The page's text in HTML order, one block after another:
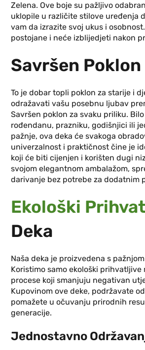
Zelena. Ove boje su pažljivo
uklopile u različite stilove uređenja
vam da izrazite svoj ukus i
postojane i neće izblijedjeti nakon
Savršen Poklon
To je dobar topli poklon za starije i
odražavati vašu posebnu ljubav
Savršen poklon za svaku priliku.
rođendanu, prazniku, godišnjici ili
pažnje, ova deka će svakoga
univerzalnost i praktičnost čine je
koji će biti cijenjen i korišten dugi
svojom elegantnom ambalažom,
darivanje bez potrebe za dodatnim
Ekološki
Deka
Naša deka je proizvedena s
Koristimo samo ekološki prihvatljive
procese koji smanjuju negativan
Kupovinom ove deke, podržavate
pomažete u očuvanju prirodnih
generacije.
Jednostavno